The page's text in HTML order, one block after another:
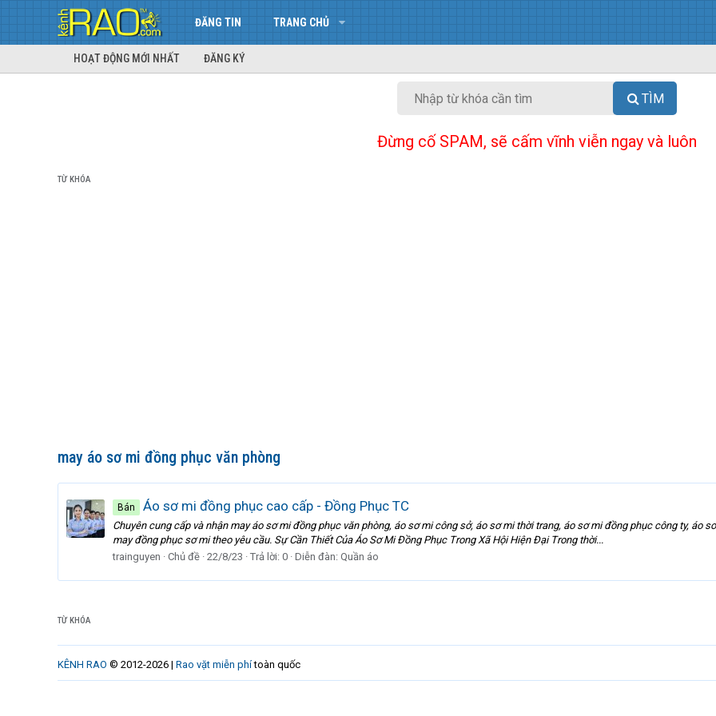
ĐĂNG TIN TRANG CHỦ
HOẠT ĐỘNG MỚI NHẤT ĐĂNG KÝ
TÌM
Đừng cố SPAM, sẽ cấm vĩnh viễn ngay và luôn
TỪ KHÓA
may áo sơ mi đồng phục văn phòng
Bán Áo sơ mi đồng phục cao cấp - Đồng Phục TC
Chuyên cung cấp và nhận may áo sơ mi đồng phục văn phòng, áo sơ mi công sở, áo sơ mi thời trang, áo sơ mi đồng phục công ty, áo
may đồng phục sơ mi theo yêu cầu. Sự Cần Thiết Của Áo Sơ Mi Đồng Phục Trong Xã Hội Hiện Đại Trong thời...
trainguyen
Chủ đề 22/8/23 Trả lời: 0 Diễn đàn: Quần áo
TỪ KHÓA
KÊNH RAO © 2012-2026 | Rao vặt miễn phítoàn quốc